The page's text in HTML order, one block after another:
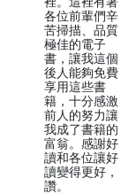
各位前輩們辛
苦掃描、品質
極佳的電子
書，讓我這個
後人能夠免費
享用這些書
籍，十分感激
前人的努力讓
我成了書籍的
富翁。感謝好
讀和各位讓好
讀變得更好，
讚。